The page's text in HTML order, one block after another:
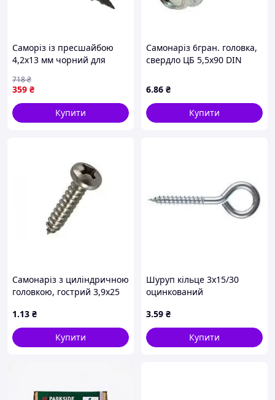
Саморіз із пресшайбою
4,2х13 мм чорний для
ремонті гострий 1000 шт.
359 ₴
718₴
Купити
Самонаріз 6гран. головка,
свердло ЦБ 5,5х90 DIN
6.86 ₴
Купити
Самонаріз з циліндричною
головкою, гострий 3,9х25
1.13 ₴
Купити
Шуруп кільце 3х15/30
оцинкований
3.59 ₴
Купити